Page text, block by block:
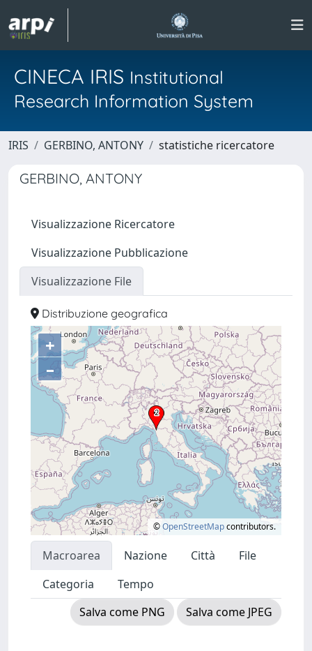
CINECA IRIS Institutional
Research Information System
IRIS GERBINO, ANTONY statistiche ricercatore
GERBINO, ANTONY
Visualizzazione Ricercatore
Visualizzazione Pubblicazione
Visualizzazione File
Distribuzione geografica
+
–
©OpenStreetMapcontributors.
Macroarea Nazione Città
File
Categoria
Tempo
Salva come PNG
Salva come JPEG